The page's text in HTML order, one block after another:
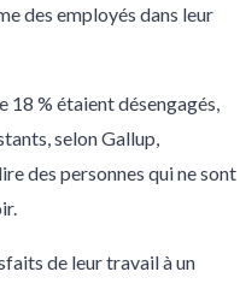
des employés dans leur
18 % étaient désengagés,
selon Gallup,
des personnes qui ne sont
.
de leur travail à un